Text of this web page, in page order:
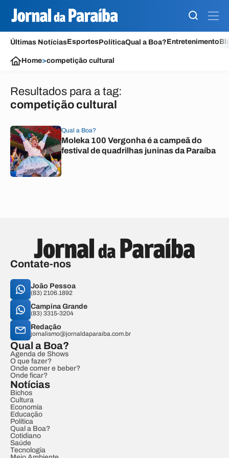
Últimas NotíciasEsportesPolíticaQual a Boa?Entretenimento
Home>competição cultural
Resultados para a tag:
competição cultural
Qual a Boa?
Moleka 100 Vergonha é a campeã do
festival de quadrilhas juninas da Paraíba
Contate-nos
João Pessoa
(83) 2106.1892
Campina Grande
(83) 3315-3204
Redação
jornalismo@jornaldaparaiba.com.br
Qual a Boa?
Agenda de Shows
O que fazer?
Onde comer e beber?
Onde ficar?
Notícias
Bichos
Cultura
Economia
Educação
Política
Qual a Boa?
Cotidiano
Saúde
Tecnologia